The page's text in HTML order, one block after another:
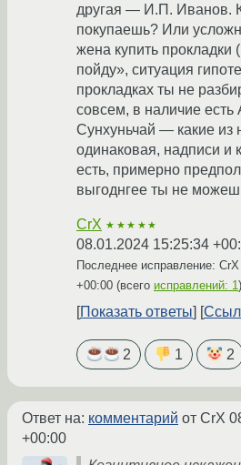
другая — И.П. Иванов.
покупаешь? Или
жена купить прокладки
пойду», ситуация
прокладках ты не
совсем, в наличие есть
Сунхуньчай — какие из
одинаковая, надписи и
есть, примерно
выгоднгее ты не
CrX ★★★★★
08.01.2024 15:25:34
Последнее исправление: CrX
+00:00 (всего исправлений: 1)
Показать ответы
2 1 2
Ответ на: комментарий от CrX
+00:00